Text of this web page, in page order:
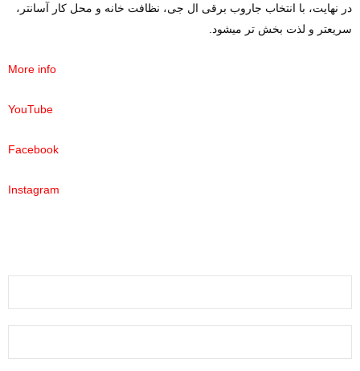
در نهایت، با انتخاب جاروب برقی ال جی، نظافت خانه و محل کار آسانتر،
سریعتر و لذت ‌بخش ‌تر میشود.
More info
YouTube
Facebook
Instagram